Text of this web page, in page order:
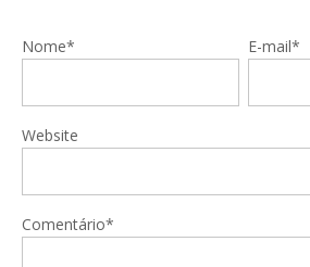
Nome* E-mail*
Website
Comentário*